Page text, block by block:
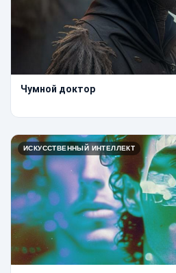
Чумной доктор
ИСКУССТВЕННЫЙ ИНТЕЛЛЕКТ